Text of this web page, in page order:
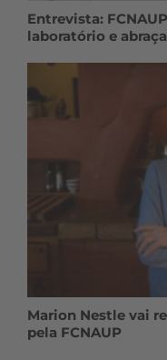
Entrevista:
laboratório e
Marion Nestle vai
pela FCNAUP